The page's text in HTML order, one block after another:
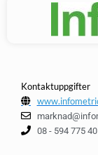
Kontaktuppgifter
08 - 594 775 40